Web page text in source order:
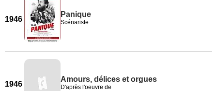
1946
Panique
Scénariste
1946
Amours, délices et orgues
D'après l'oeuvre de